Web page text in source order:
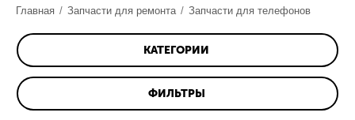
Главная / Запчасти для ремонта / Запчасти для телефонов
КАТЕГОРИИ
ФИЛЬТРЫ